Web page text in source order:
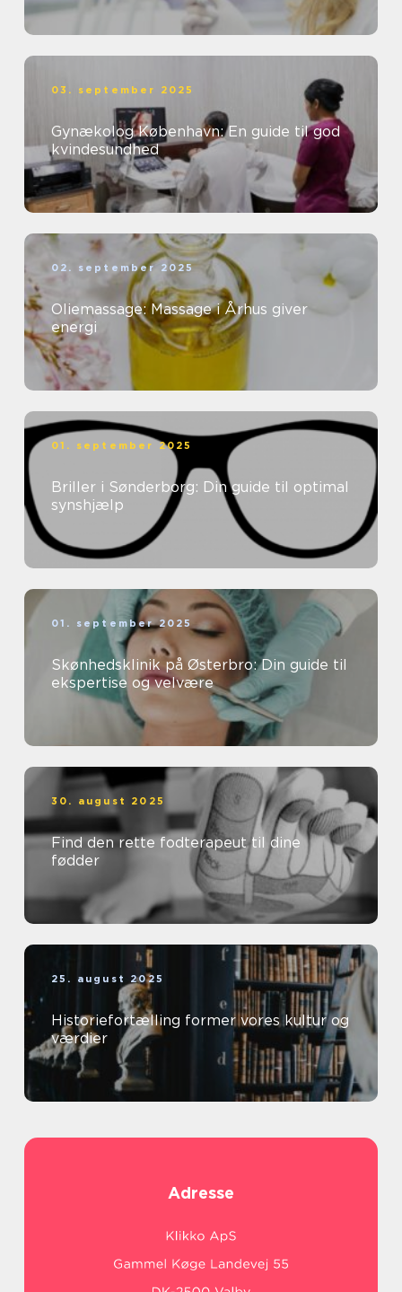
03. september 2025
Gynækolog København: En guide til god
kvindesundhed
02. september 2025
Oliemassage: Massage i Århus giver
energi
01. september 2025
Briller i Sønderborg: Din guide til optimal
synshjælp
01. september 2025
Skønhedsklinik på Østerbro: Din guide til
ekspertise og velvære
30. august 2025
Find den rette fodterapeut til dine
fødder
25. august 2025
Historiefortælling former vores kultur og
værdier
Adresse